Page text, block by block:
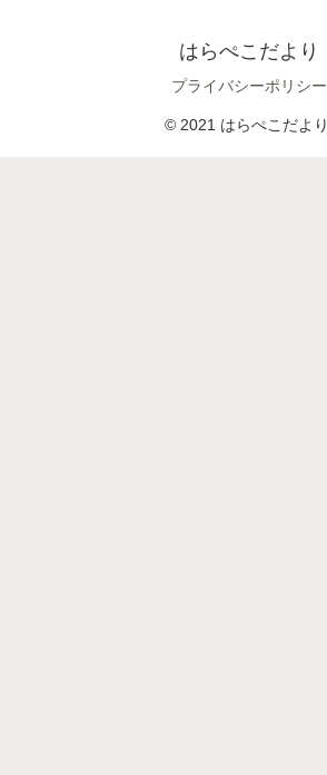
はらぺこだより
プライバシーポリシー
© 2021 はらぺこだより.